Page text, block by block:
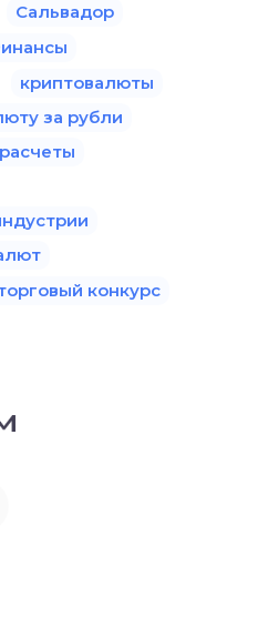
Сальвадор
криптовалюты
за рубли
конкурс